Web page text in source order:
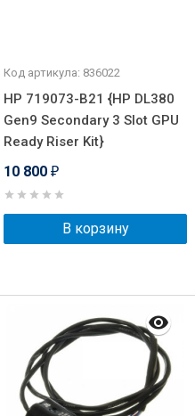
Код артикула: 836022
HP 719073-B21 {HP DL380
Gen9 Secondary 3 Slot GPU
Ready Riser Kit}
10 800 ₽
В корзину